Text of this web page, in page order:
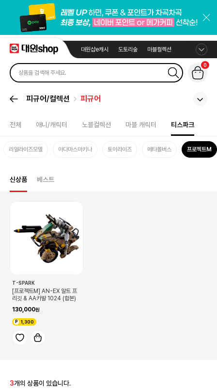
대원샵e캐시 도토리숲 마블컬렉션
0
피규어/컬렉션 피규어
전체 애니/캐릭터 노블컬렉션 마블 캐릭터 티스파크
리얼라이즈모델 아다마스마키나 토이라이즈 메타몰버스 프로젝트M
신상품 베스트
T-SPARK
[프로젝트M] AN-EX 알트 프
리깃 & AA카발 1024 (합본)
130,000
1,300
3개의 상품이 있습니다.